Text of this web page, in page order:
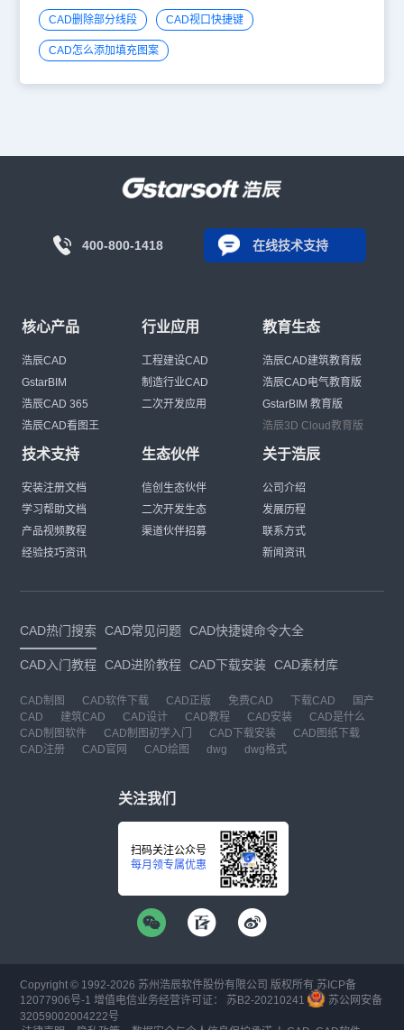
CAD删除部分线段 CAD视口快捷键
CAD怎么添加填充图案
400-800-1418 在线技术支持
核心产品
浩辰CAD
GstarBIM
浩辰CAD 365
浩辰CAD看图王
行业应用
工程建设CAD
制造行业CAD
二次开发应用
教育生态
浩辰CAD建筑教育版
浩辰CAD电气教育版
GstarBIM 教育版
浩辰3D Cloud教育版
技术支持
安装注册文档
学习帮助文档
产品视频教程
经验技巧资讯
生态伙伴
信创生态伙伴
二次开发生态
渠道伙伴招募
关于浩辰
公司介绍
发展历程
联系方式
新闻资讯
CAD热门搜索 CAD常见问题 CAD快捷键命令大全
CAD入门教程 CAD进阶教程 CAD下载安装 CAD素材库
CAD制图 CAD软件下载 CAD正版 免费CAD 下载CAD
国产
CAD
建筑CAD CAD设计 CAD教程 CAD安装
CAD是什么
CAD制图软件
CAD制图初学入门 CAD下载安装
CAD图纸下载
CAD注册
CAD官网 CAD绘图 dwg dwg格式
关注我们
扫码关注公众号
每月领专属优惠
Copyright © 1992-2026 苏州浩辰软件股份有限公司 版权所有 苏ICP备
12077906号-1 增值电信业务经营许可证： 苏B2-20210241
苏公网安备
32059002004222号